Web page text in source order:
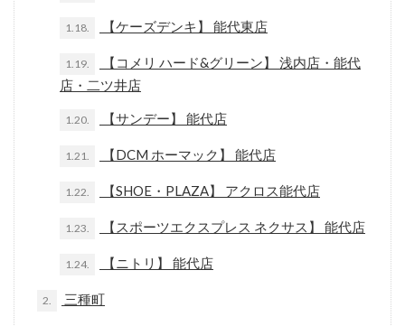
1.18. 【ケーズデンキ】 能代東店
1.19.
【コメリ ハード&グリーン】 浅内店・能代
店・二ツ井店
1.20. 【サンデー】 能代店
1.21. 【DCM ホーマック】 能代店
1.22. 【SHOE・PLAZA】 アクロス能代店
1.23. 【スポーツエクスプレス ネクサス】 能代店
1.24. 【ニトリ】 能代店
2. 三種町